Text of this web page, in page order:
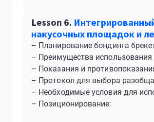
Lesson 6.
накусочных площадок и
– Планирование бондинга
– Преимущества
– Показания и
– Протокол для выбора
– Необходимые условия для
– Позиционирование: